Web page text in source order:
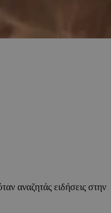
αναζητάς ειδήσεις στην